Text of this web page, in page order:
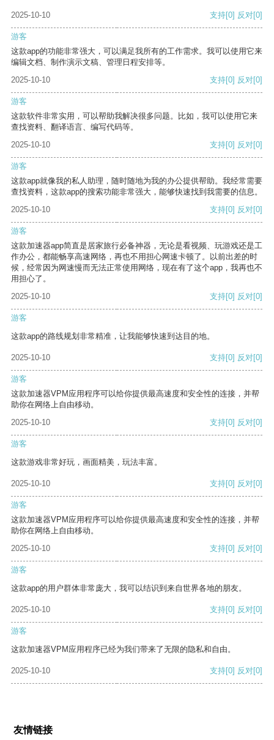
2025-10-10 支持[0] 反对[0]
游客
这款app的功能非常强大，可以满足我所有的工作需求。我可以使用它来
编辑文档、制作演示文稿、管理日程安排等。
2025-10-10
支持[0] 反对[0]
游客
这款软件非常实用，可以帮助我解决很多问题。比如，我可以使用它来
查找资料、翻译语言、编写代码等。
2025-10-10
支持[0] 反对[0]
游客
这款app就像我的私人助理，随时随地为我的办公提供帮助。我经常需要
查找资料，这款app的搜索功能非常强大，能够快速找到我需要的信息。
2025-10-10
支持[0] 反对[0]
游客
这款加速器app简直是居家旅行必备神器，无论是看视频、玩游戏还是工
作办公，都能畅享高速网络，再也不用担心网速卡顿了。以前出差的时
候，经常因为网速慢而无法正常使用网络，现在有了这个app，我再也不
用担心了。
2025-10-10
支持[0] 反对[0]
游客
这款app的路线规划非常精准，让我能够快速到达目的地。
2025-10-10 支持[0] 反对[0]
游客
这款加速器VPM应用程序可以给你提供最高速度和安全性的连接，并帮
助你在网络上自由移动。
2025-10-10
支持[0] 反对[0]
游客
这款游戏非常好玩，画面精美，玩法丰富。
2025-10-10 支持[0] 反对[0]
游客
这款加速器VPM应用程序可以给你提供最高速度和安全性的连接，并帮
助你在网络上自由移动。
2025-10-10
支持[0] 反对[0]
游客
这款app的用户群体非常庞大，我可以结识到来自世界各地的朋友。
2025-10-10 支持[0] 反对[0]
游客
这款加速器VPM应用程序已经为我们带来了无限的隐私和自由。
2025-10-10 支持[0] 反对[0]
友情链接